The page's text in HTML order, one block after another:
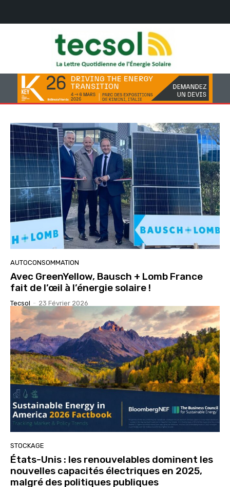
AUTOCONSOMMATION
Avec GreenYellow, Bausch + Lomb France
fait de l’œil à l’énergie solaire !
Tecsol - 23 Février 2026
STOCKAGE
États-Unis : les renouvelables dominent les
nouvelles capacités électriques en 2025,
malgré des politiques publiques